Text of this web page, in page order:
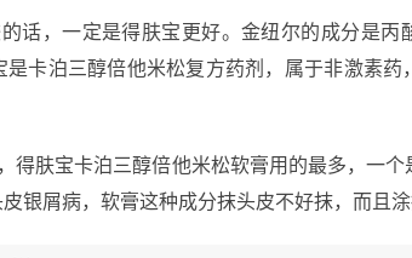
话，一定是得肤宝更好。金纽尔的成分是丙
卡泊三醇倍他米松复方药剂，属于非激素药
得肤宝卡泊三醇倍他米松软膏用的最多，一个
银屑病，软膏这种成分抹头皮不好抹，而且涂